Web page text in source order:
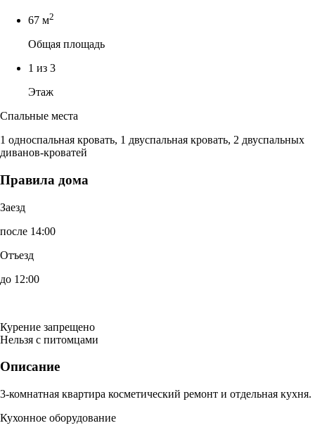
67 м2
Общая площадь
1 из 3
Этаж
Спальные места
1 односпальная кровать, 1 двуспальная кровать, 2 двуспальных
диванов-кроватей
Правила дома
Заезд
после 14:00
Отъезд
до 12:00
Курение запрещено
Нельзя с питомцами
Описание
3-комнатная квартира косметический ремонт и отдельная кухня.
Кухонное оборудование